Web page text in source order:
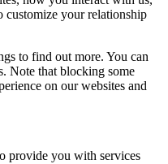
customize your relationship
to find out more. You can
Note that blocking some
on our websites and
provide you with services